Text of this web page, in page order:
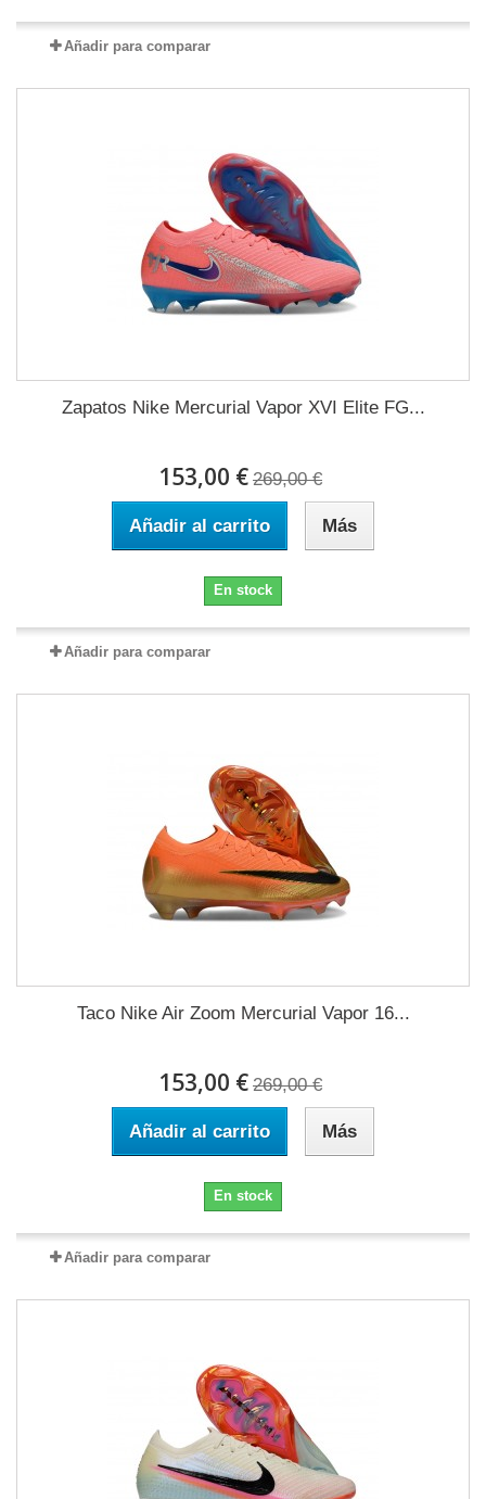
Añadir para comparar
Zapatos Nike Mercurial Vapor XVI Elite FG...
153,00 € 269,00 €
Añadir al carrito Más
En stock
Añadir para comparar
Taco Nike Air Zoom Mercurial Vapor 16...
153,00 € 269,00 €
Añadir al carrito Más
En stock
Añadir para comparar